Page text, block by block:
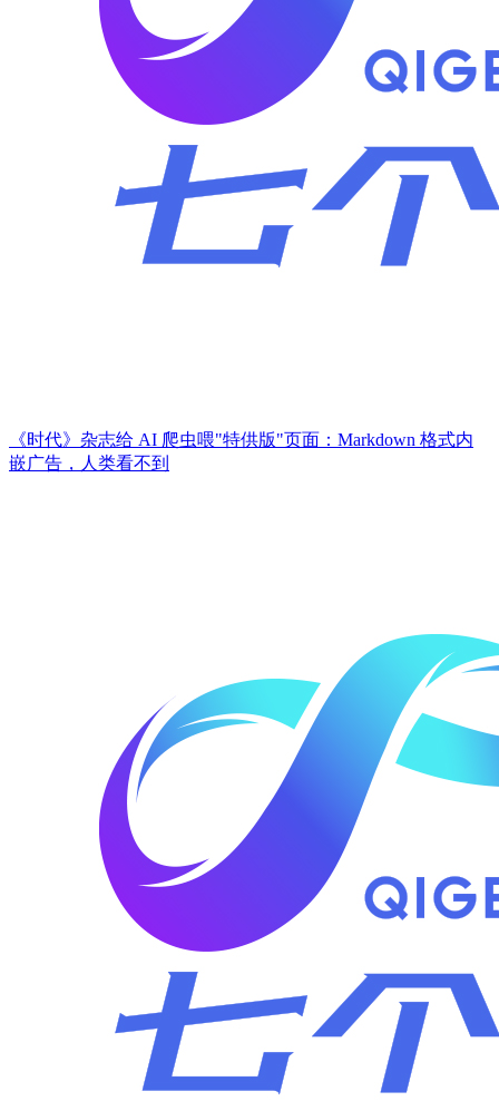
《时代》杂志给 AI 爬虫喂"特供版"页面：Markdown 格式内
嵌广告，人类看不到